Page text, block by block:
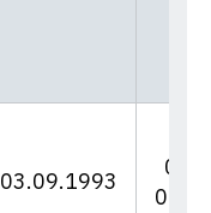
03.09.1993
06/